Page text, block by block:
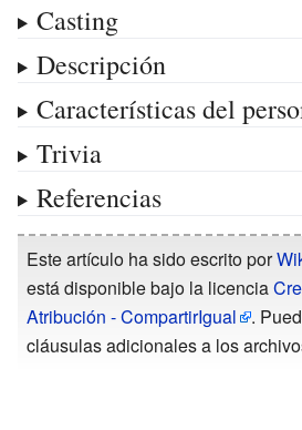
Casting
Descripción
Características del
Trivia
Referencias
Este artículo ha sido escrito por
está disponible bajo la licencia
Atribución - CompartirIgual
.
cláusulas adicionales a los